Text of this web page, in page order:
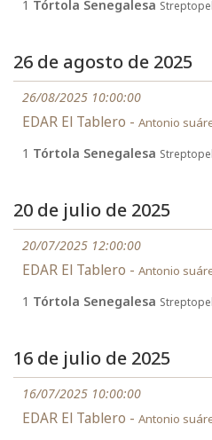
1 Tórtola Senegalesa
26 de agosto de 2025
26/08/2025 10:00:00
EDAR El Tablero - Antonio
1 Tórtola Senegalesa
20 de julio de 2025
20/07/2025 12:00:00
EDAR El Tablero - Antonio
1 Tórtola Senegalesa
16 de julio de 2025
16/07/2025 10:00:00
EDAR El Tablero - Antonio